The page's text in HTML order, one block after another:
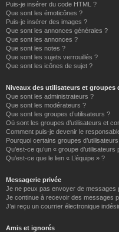
Puis-je insérer du code HTML ?
Que sont les émoticônes ?
Puis-je insérer des images ?
Que sont les annonces générales ?
Que sont les annonces ?
Que sont les notes ?
Que sont les sujets verrouillés ?
Que sont les icônes de sujet ?
Niveaux des utilisateurs et groupes
Que sont les administrateurs ?
Que sont les modérateurs ?
Que sont les groupes d’utilisateurs ?
Où sont les groupes d’utilisateurs et
Comment puis-je devenir le
Pourquoi certains groupes
Qu’est-ce qu’un « groupe d’utilisateurs
Qu’est-ce que le lien « L’équipe » ?
Messagerie privée
Je ne peux pas envoyer de messages
Je continue à recevoir des messages
J’ai reçu un courrier électronique
Amis et ignorés